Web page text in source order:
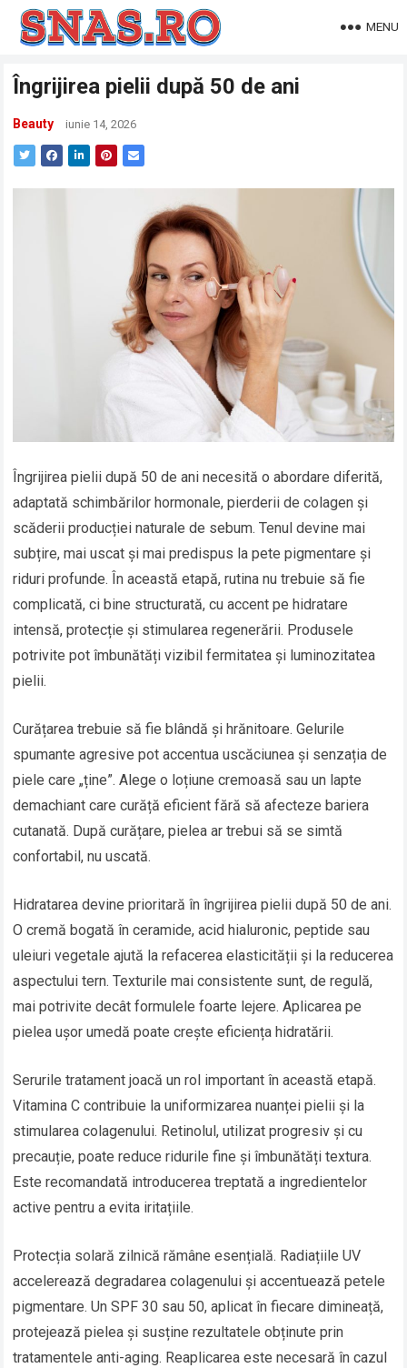
MENU
Îngrijirea pielii după 50 de ani
Beauty iunie 14, 2026
Îngrijirea pielii după 50 de ani necesită o abordare diferită,
adaptată schimbărilor hormonale, pierderii de colagen și
scăderii producției naturale de sebum. Tenul devine mai
subțire, mai uscat și mai predispus la pete pigmentare și
riduri profunde. În această etapă, rutina nu trebuie să fie
complicată, ci bine structurată, cu accent pe hidratare
intensă, protecție și stimularea regenerării. Produsele
potrivite pot îmbunătăți vizibil fermitatea și luminozitatea
pielii.
Curățarea trebuie să fie blândă și hrănitoare. Gelurile
spumante agresive pot accentua uscăciunea și senzația de
piele care „ține”. Alege o loțiune cremoasă sau un lapte
demachiant care curăță eficient fără să afecteze bariera
cutanată. După curățare, pielea ar trebui să se simtă
confortabil, nu uscată.
Hidratarea devine prioritară în îngrijirea pielii după 50 de ani.
O cremă bogată în ceramide, acid hialuronic, peptide sau
uleiuri vegetale ajută la refacerea elasticității și la reducerea
aspectului tern. Texturile mai consistente sunt, de regulă,
mai potrivite decât formulele foarte lejere. Aplicarea pe
pielea ușor umedă poate crește eficiența hidratării.
Serurile tratament joacă un rol important în această etapă.
Vitamina C contribuie la uniformizarea nuanței pielii și la
stimularea colagenului. Retinolul, utilizat progresiv și cu
precauție, poate reduce ridurile fine și îmbunătăți textura.
Este recomandată introducerea treptată a ingredientelor
active pentru a evita iritațiile.
Protecția solară zilnică rămâne esențială. Radiațiile UV
accelerează degradarea colagenului și accentuează petele
pigmentare. Un SPF 30 sau 50, aplicat în fiecare dimineață,
protejează pielea și susține rezultatele obținute prin
tratamentele anti-aging. Reaplicarea este necesară în cazul